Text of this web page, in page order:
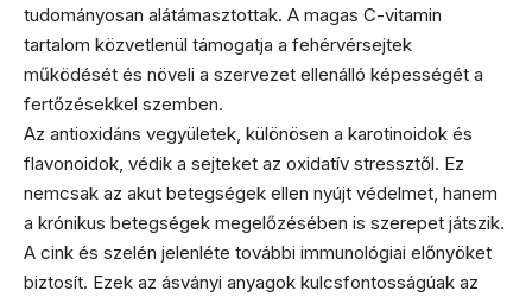
tudományosan alátámasztottak. A magas C-vitamin
tartalom közvetlenül támogatja a fehérvérsejtek
működését és növeli a szervezet ellenálló képességét a
fertőzésekkel szemben.
Az antioxidáns vegyületek, különösen a karotinoidok és
flavonoidok, védik a sejteket az oxidatív stressztől. Ez
nemcsak az akut betegségek ellen nyújt védelmet, hanem
a krónikus betegségek megelőzésében is szerepet játszik.
A cink és szelén jelenléte további immunológiai előnyöket
biztosít. Ezek az ásványi anyagok kulcsfontosságúak az